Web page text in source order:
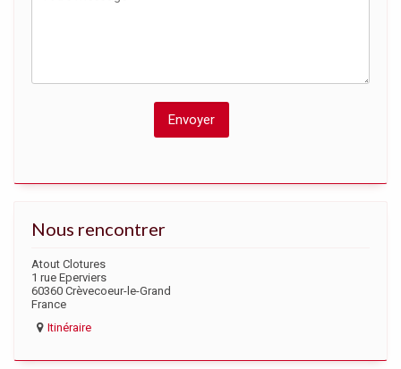
Nous rencontrer
Atout Clotures
1 rue Eperviers
60360 Crèvecoeur-le-Grand
France
Itinéraire